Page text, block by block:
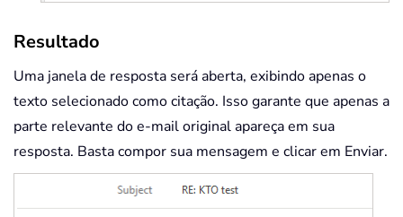
Resultado
Uma janela de resposta será aberta, exibindo apenas o
texto selecionado como citação. Isso garante que apenas a
parte relevante do e-mail original apareça em sua
resposta. Basta compor sua mensagem e clicar em Enviar.